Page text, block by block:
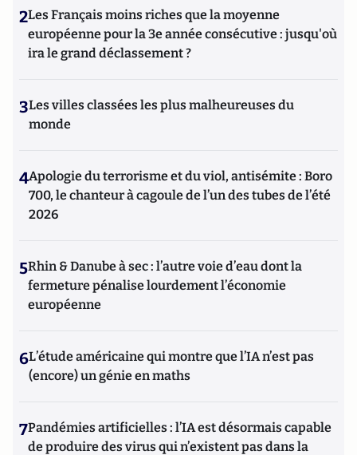
2Les Français moins riches que la moyenne
européenne pour la 3e année consécutive : jusqu'où
ira le grand déclassement ?
3Les villes classées les plus malheureuses du
monde
4Apologie du terrorisme et du viol, antisémite : Boro
700, le chanteur à cagoule de l’un des tubes de l’été
2026
5Rhin & Danube à sec : l’autre voie d’eau dont la
fermeture pénalise lourdement l’économie
européenne
6L’étude américaine qui montre que l’IA n’est pas
(encore) un génie en maths
7Pandémies artificielles : l’IA est désormais capable
de produire des virus qui n’existent pas dans la